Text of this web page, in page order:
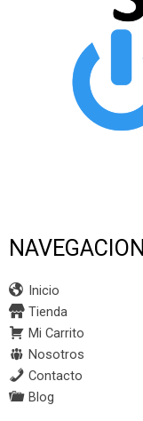
NAVEGACION
Inicio
Tienda
Mi Carrito
Nosotros
Contacto
Blog